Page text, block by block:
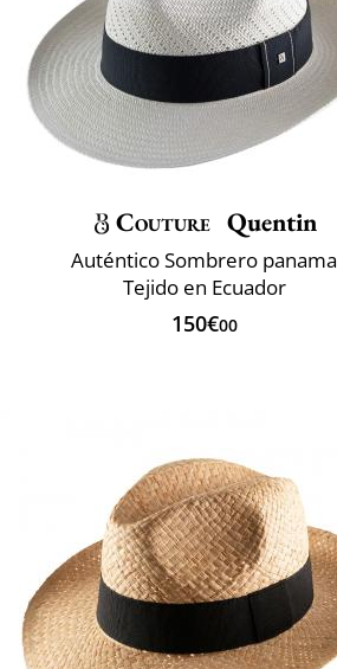
Couture Quentin
Auténtico Sombrero panama
Tejido en Ecuador
150€00